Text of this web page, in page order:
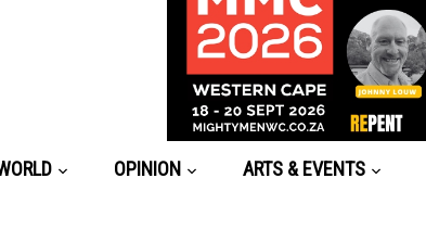
OPINION ARTS & EVENTS